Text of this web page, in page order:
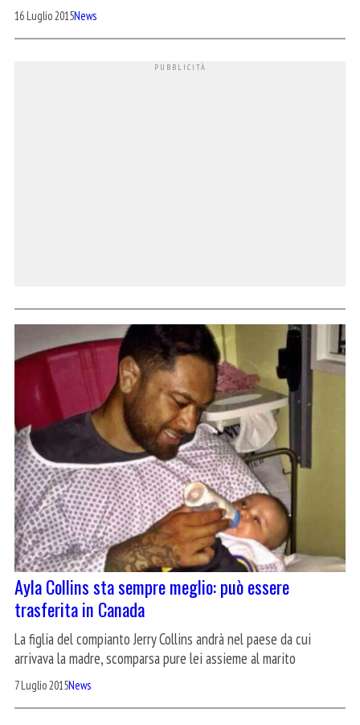
16 Luglio 2015News
Ayla Collins sta sempre meglio: può essere
trasferita in Canada
La figlia del compianto Jerry Collins andrà nel paese da cui
arrivava la madre, scomparsa pure lei assieme al marito
7 Luglio 2015News